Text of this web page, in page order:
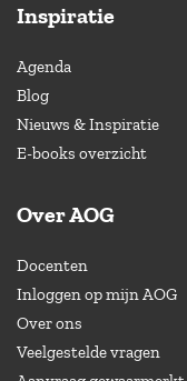
Inspiratie
Agenda
Blog
Nieuws & Inspiratie
E-books overzicht
Over AOG
Docenten
Inloggen op mijn AOG
Over ons
Veelgestelde vragen